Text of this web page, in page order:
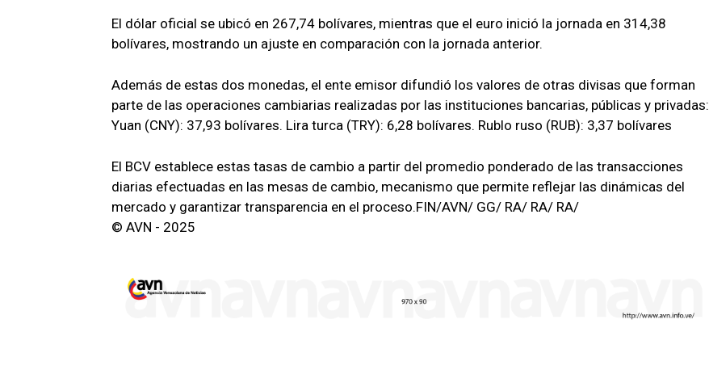
El dólar oficial se ubicó en 267,74 bolívares, mientras que el euro inició la jornada en 314,38
bolívares, mostrando un ajuste en comparación con la jornada anterior.
Además de estas dos monedas, el ente emisor difundió los valores de otras divisas que forman
parte de las operaciones cambiarias realizadas por las instituciones bancarias, públicas y privadas:
Yuan (CNY): 37,93 bolívares. Lira turca (TRY): 6,28 bolívares. Rublo ruso (RUB): 3,37 bolívares
El BCV establece estas tasas de cambio a partir del promedio ponderado de las transacciones
diarias efectuadas en las mesas de cambio, mecanismo que permite reflejar las dinámicas del
mercado y garantizar transparencia en el proceso.FIN/AVN/ GG/ RA/ RA/ RA/
© AVN - 2025